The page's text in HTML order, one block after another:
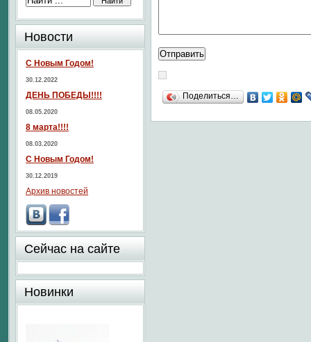
Поделиться…
Новости
С Новым Годом!
30.12.2022
ДЕНЬ ПОБЕДЫ!!!!
08.05.2020
8 марта!!!!
08.03.2020
С Новым Годом!
30.12.2019
Архив новостей
Сейчас на сайте
Новинки